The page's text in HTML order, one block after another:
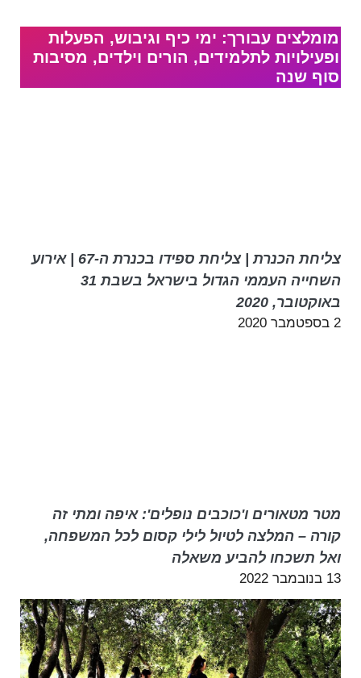
מומלצים עבורך: ימי כיף וגיבוש, הפעלות
ופעילויות לתלמידים, הורים וילדים, מסיבות
סוף שנה
צליחת הכנרת | צליחת ספידו בכנרת ה-67 | אירוע
השחייה העממי הגדול בישראל בשבת 31
באוקטובר, 2020
2 בספטמבר 2020
מטר מטאורים ו'כוכבים נופלים': איפה ומתי זה
קורה – המלצה לטיול לילי קסום לכל המשפחה,
ואל תשכחו להביע משאלה
13 בנובמבר 2022